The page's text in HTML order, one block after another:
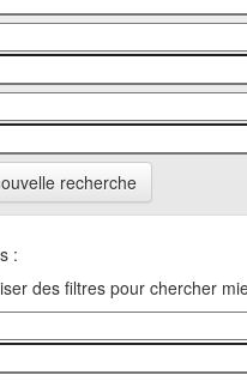
recherche
:
des filtres pour chercher